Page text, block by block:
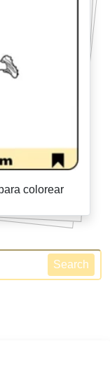
colorear
Search